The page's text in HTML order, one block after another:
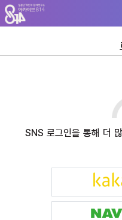
주
메
뉴
가
본
문
바
기
하
단
바
기
SNS 로그인을 통해 더